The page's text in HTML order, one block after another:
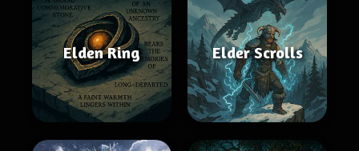
Elden Ring Elder Scrolls